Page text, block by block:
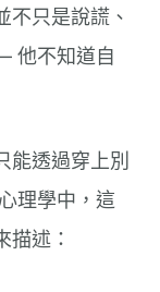
不只是說謊、
他不知道自
能透過穿上別
理學中，這
描述：